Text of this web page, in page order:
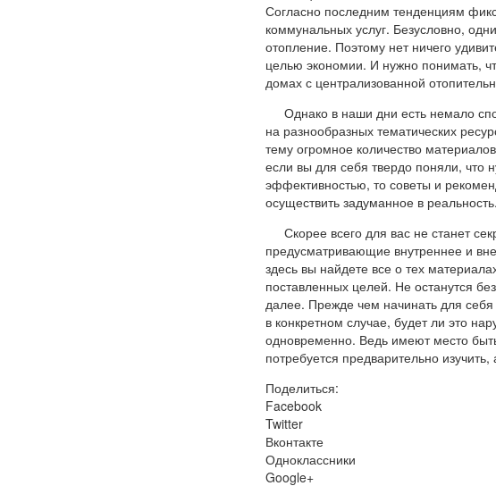
Согласно последним тенденциям
коммунальных услуг. Безусловно,
отопление. Поэтому нет ничего
целью экономии. И нужно понимать,
домах с централизованной
Однако в наши дни есть немало
на разнообразных тематических
тему огромное количество
если вы для себя твердо поняли, что
эффективностью, то советы и
осуществить задуманное в реальность.
Скорее всего для вас не станет
предусматривающие внутреннее и
здесь вы найдете все о тех
поставленных целей. Не останутся
далее. Прежде чем начинать для
в конкретном случае, будет ли это
одновременно. Ведь имеют место
потребуется предварительно
Поделиться:
Facebook
Twitter
Вконтакте
Одноклассники
Google+